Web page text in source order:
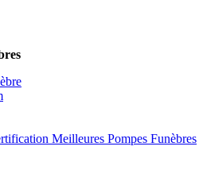
Meilleures Pompes Funèbres